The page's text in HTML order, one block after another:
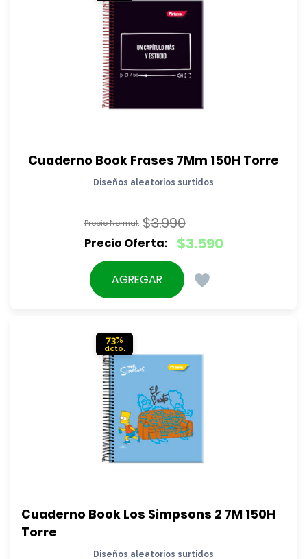
Cuaderno Book Frases 7Mm 150H Torre
Diseños aleatorios surtidos
$3.990
El
precio
original
$3.590
El
precio
actual
AGREGAR
73%
Cuaderno Book Los Simpsons 2 7M 150H
Torre
Diseños aleatorios surtidos